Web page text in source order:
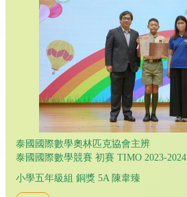
泰國國際數學奧林匹克協會主辨
泰國國際數學競賽 初賽 TIMO 2023-2024
小學五年級組 銅獎 5A 陳韋臻